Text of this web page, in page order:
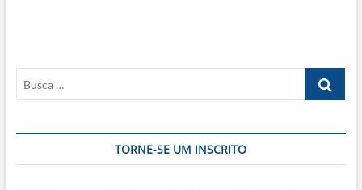
Busca
TORNE-SE UM INSCRITO